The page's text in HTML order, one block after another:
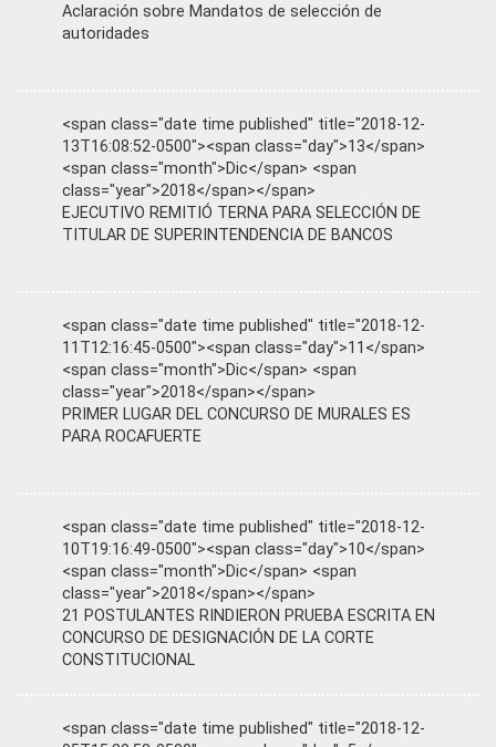
Aclaración sobre Mandatos de selección de
autoridades
<span class="date time published" title="2018-12-
13T16:08:52-0500"><span class="day">13</span>
<span class="month">Dic</span> <span
class="year">2018</span></span>
EJECUTIVO REMITIÓ TERNA PARA SELECCIÓN DE
TITULAR DE SUPERINTENDENCIA DE BANCOS
<span class="date time published" title="2018-12-
11T12:16:45-0500"><span class="day">11</span>
<span class="month">Dic</span> <span
class="year">2018</span></span>
PRIMER LUGAR DEL CONCURSO DE MURALES ES
PARA ROCAFUERTE
<span class="date time published" title="2018-12-
10T19:16:49-0500"><span class="day">10</span>
<span class="month">Dic</span> <span
class="year">2018</span></span>
21 POSTULANTES RINDIERON PRUEBA ESCRITA EN
CONCURSO DE DESIGNACIÓN DE LA CORTE
CONSTITUCIONAL
<span class="date time published" title="2018-12-